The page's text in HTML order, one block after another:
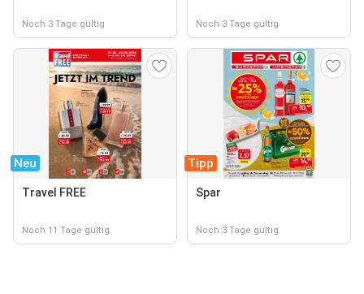
Noch 3 Tage gültig Noch 3 Tage gültig
Neu
Travel FREE
Noch 11 Tage gültig
Tipp
Spar
Noch 3 Tage gültig